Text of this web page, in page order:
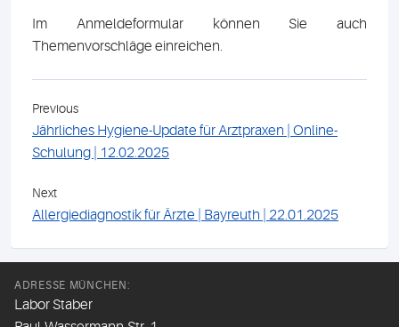
Im Anmeldeformular können Sie auch
Themenvorschläge einreichen.
Previous
Jährliches Hygiene-Update für Arztpraxen | Online-
Schulung | 12.02.2025
Next
Allergiediagnostik für Ärzte | Bayreuth | 22.01.2025
ADRESSE MÜNCHEN:
Labor Staber